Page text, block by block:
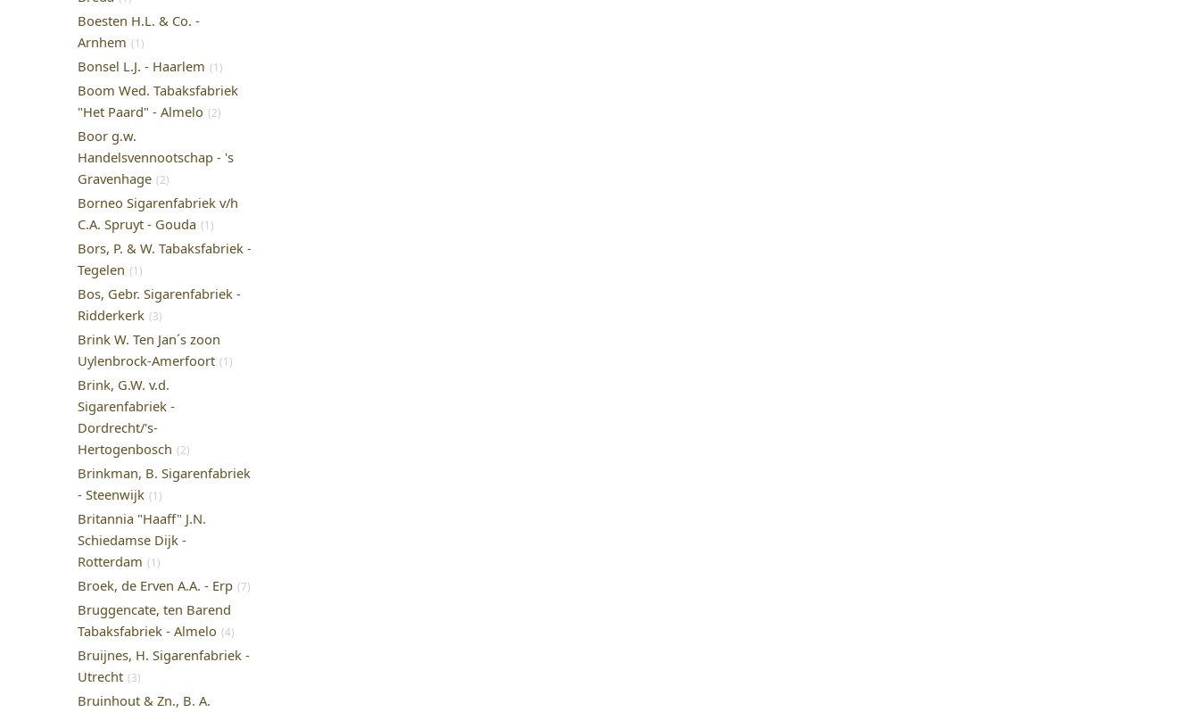
Boesten H.L. & Co. -
Arnhem (1)
Bonsel L.J. - Haarlem (1)
Boom Wed. Tabaksfabriek
"Het Paard" - Almelo (2)
Boor g.w.
Handelsvennootschap - 's
Gravenhage (2)
Borneo Sigarenfabriek v/h
C.A. Spruyt - Gouda (1)
Bors, P. & W. Tabaksfabriek -
Tegelen (1)
Bos, Gebr. Sigarenfabriek -
Ridderkerk (3)
Brink W. Ten Jan´s zoon
Uylenbrock-Amerfoort (1)
Brink, G.W. v.d.
Sigarenfabriek -
Dordrecht/'s-
Hertogenbosch (2)
Brinkman, B. Sigarenfabriek
- Steenwijk (1)
Britannia "Haaff" J.N.
Schiedamse Dijk -
Rotterdam (1)
Broek, de Erven A.A. - Erp (7)
Bruggencate, ten Barend
Tabaksfabriek - Almelo (4)
Bruijnes, H. Sigarenfabriek -
Utrecht (3)
Bruinhout & Zn., B. A.